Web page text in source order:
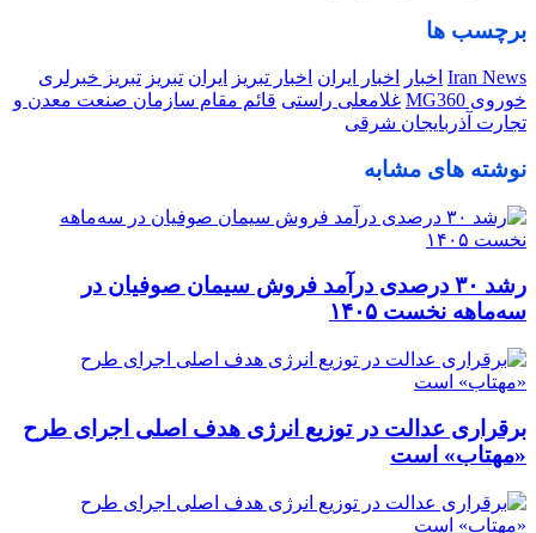
برچسب ها
Iran News اخبار اخبار ایران اخبار تبریز ایران تبریز تبریز خبرلری
خوروی MG360
غلامعلی راستی قائم مقام سازمان صنعت معدن و
تجارت آذربایجان شرقی
نوشته های مشابه
رشد ۳۰ درصدی درآمد فروش سیمان صوفیان در
سه‌ماهه نخست ۱۴۰۵
برقراری عدالت در توزیع انرژی هدف اصلی اجرای طرح
«مهتاب» است